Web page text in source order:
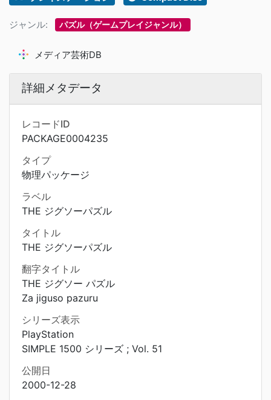
ジャンル: パズル（ゲームプレイジャンル）
メディア芸術DB
詳細メタデータ
レコードID
PACKAGE0004235
タイプ
物理パッケージ
ラベル
THE ジグソーパズル
タイトル
THE ジグソーパズル
翻字タイトル
THE ジグソー パズル
Za jiguso pazuru
シリーズ表示
PlayStation
SIMPLE 1500 シリーズ ; Vol. 51
公開日
2000-12-28